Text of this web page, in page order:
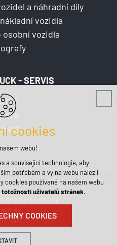
a náhradní díly
vozidla
osobní vozidla
- SERVIS
se
xart.cz
cookies
webu!
a související technologie, aby
potřebám a vy na webu nalezli
cookies používané na našem webu
totožnosti uživatelů stránek.
COOKIES